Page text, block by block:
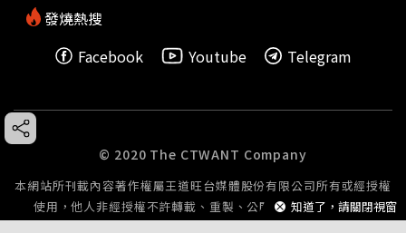
知道了，請關閉視窗
發燒熱搜
Facebook
Youtube Telegram
© 2020 The CTWANT Company
本網站所刊載內容著作權屬王道旺台媒體股份有限公司所有或經授權
使用，他人非經授權不許轉載、重製、公開播送或公開傳輸。